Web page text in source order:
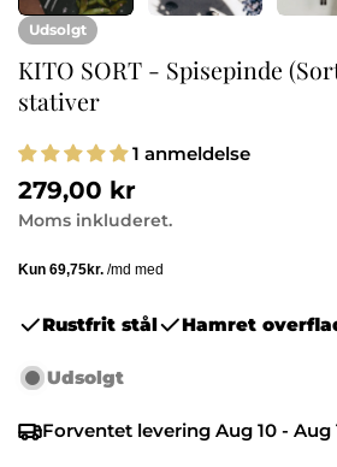
Udsolgt
KITO SORT - Spisepinde
stativer
1 anmeldelse
Normalpris
279,00 kr
Moms inkluderet.
Rustfrit stål Hamret
Udsolgt
Forventet levering Aug 10 - Aug